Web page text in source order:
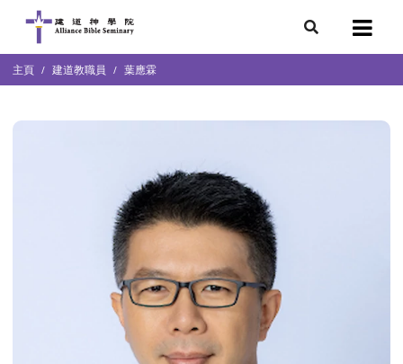
學院
主頁 建道教職員 葉應霖